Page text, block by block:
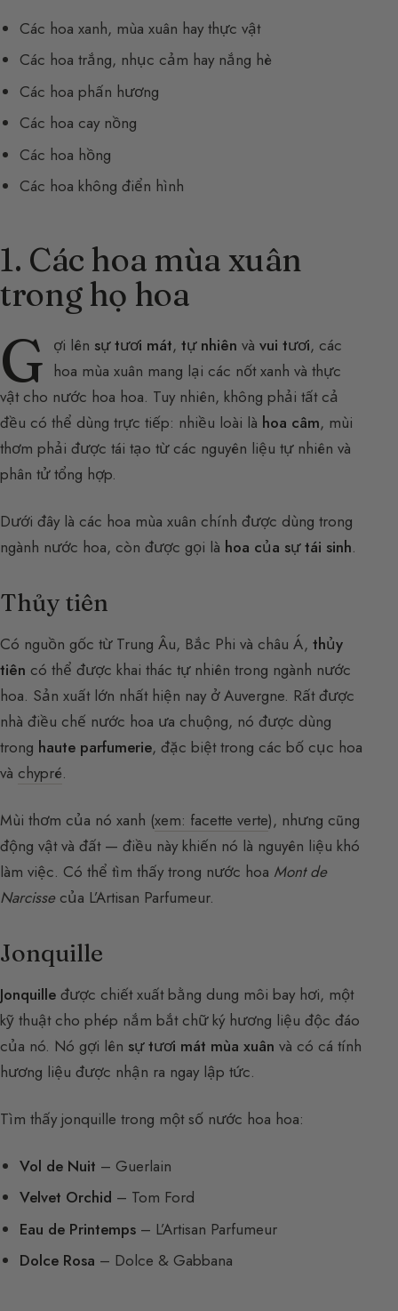
Các hoa xanh, mùa xuân hay thực vật
Các hoa trắng, nhục cảm hay nắng hè
Các hoa phấn hương
Các hoa cay nồng
Các hoa hồng
Các hoa không điển hình
1. Các hoa mùa xuân
trong họ hoa
G ợi lên sự tươi mát, tự nhiên và vui tươi, các
hoa mùa xuân mang lại các nốt xanh và thực
vật cho nước hoa hoa. Tuy nhiên, không phải tất cả
đều có thể dùng trực tiếp: nhiều loài là hoa câm, mùi
thơm phải được tái tạo từ các nguyên liệu tự nhiên và
phân tử tổng hợp.
Dưới đây là các hoa mùa xuân chính được dùng trong
ngành nước hoa, còn được gọi là hoa của sự tái sinh.
Thủy tiên
Có nguồn gốc từ Trung Âu, Bắc Phi và châu Á, thủy
tiên có thể được khai thác tự nhiên trong ngành nước
hoa. Sản xuất lớn nhất hiện nay ở Auvergne. Rất được
nhà điều chế nước hoa ưa chuộng, nó được dùng
trong haute parfumerie, đặc biệt trong các bố cục hoa
và chypré.
Mùi thơm của nó xanh (xem: facette verte), nhưng cũng
động vật và đất — điều này khiến nó là nguyên liệu khó
làm việc. Có thể tìm thấy trong nước hoa Mont de
Narcissecủa L’Artisan Parfumeur.
Jonquille
Jonquille được chiết xuất bằng dung môi bay hơi, một
kỹ thuật cho phép nắm bắt chữ ký hương liệu độc đáo
của nó. Nó gợi lên sự tươi mát mùa xuân và có cá tính
hương liệu được nhận ra ngay lập tức.
Tìm thấy jonquille trong một số nước hoa hoa:
Vol de Nuit – Guerlain
Velvet Orchid – Tom Ford
Eau de Printemps – L’Artisan Parfumeur
Dolce Rosa – Dolce & Gabbana